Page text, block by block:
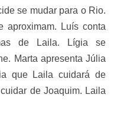
se mudar para o Rio.
aproximam. Luís conta
de Laila. Lígia se
Marta apresenta Júlia
que Laila cuidará de
de Joaquim. Laila